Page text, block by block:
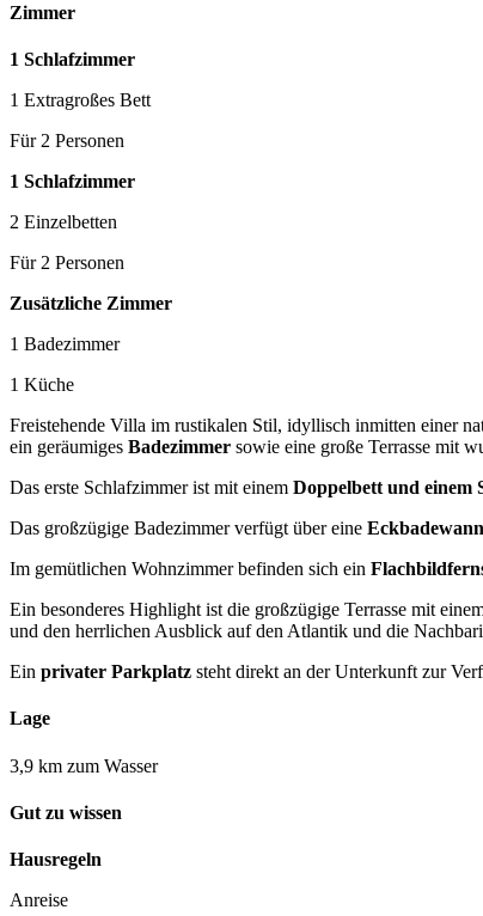
Zimmer
1 Schlafzimmer
1 Extragroßes Bett
Für 2 Personen
1 Schlafzimmer
2 Einzelbetten
Für 2 Personen
Zusätzliche Zimmer
1 Badezimmer
1 Küche
Freistehende Villa im rustikalen Stil, idyllisch inmitten einer
ein geräumiges Badezimmer sowie eine große Terrasse mit
Das erste Schlafzimmer ist mit einem Doppelbett und einem
Das großzügige Badezimmer verfügt über eine
Im gemütlichen Wohnzimmer befinden sich ein
Ein besonderes Highlight ist die großzügige Terrasse mit
und den herrlichen Ausblick auf den Atlantik und die
Ein privater Parkplatz steht direkt an der Unterkunft zur
Lage
3,9 km zum Wasser
Gut zu wissen
Hausregeln
Anreise